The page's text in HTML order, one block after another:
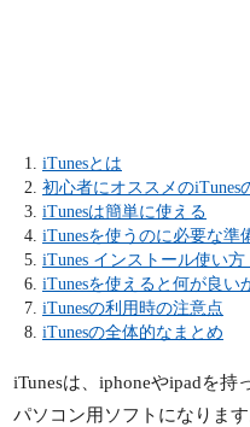
iTunesとは
初心者にオススメのiTunes
iTunesは簡単に使える
iTunesを使うのに必要な準
iTunes インストール使い方
iTunesを使えると何が良い
iTunesの利用時の注意点
iTunesの全体的なまとめ
iTunesは、iphoneやipadを
パソコン用ソフトになりま